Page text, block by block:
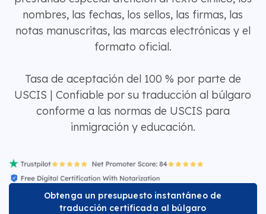
nombres, las fechas, los sellos, las firmas, las
notas manuscritas, las marcas electrónicas y el
formato oficial.
Tasa de aceptación del 100 % por parte de
USCIS | Confiable por su traducción al búlgaro
conforme a las normas de USCIS para
inmigración y educación.
Obtenga un presupuesto instantáneo de
traducción certificada al búlgaro